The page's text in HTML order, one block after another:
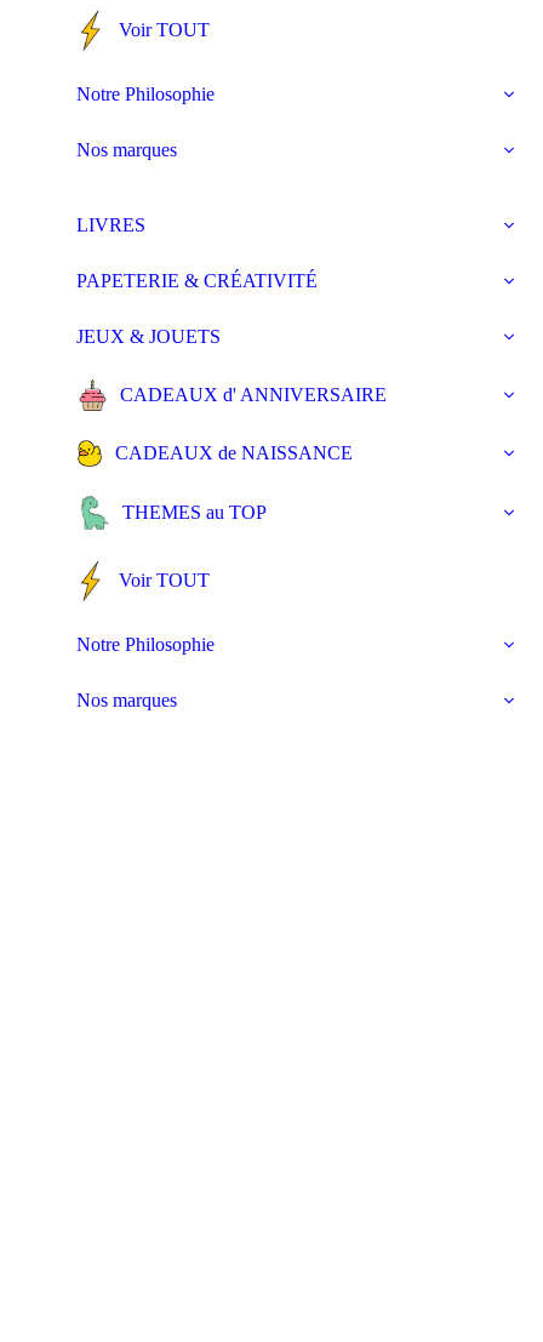
Voir TOUT
Notre Philosophie
Nos marques
LIVRES
PAPETERIE & CRÉATIVITÉ
JEUX & JOUETS
CADEAUX d' ANNIVERSAIRE
CADEAUX de NAISSANCE
THEMES au TOP
Voir TOUT
Notre Philosophie
Nos marques